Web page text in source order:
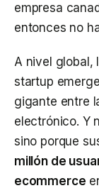
empresa
entonces no
A nivel global,
startup
gigante entre
electrónico. Y
sino porque
millón de
ecommerce